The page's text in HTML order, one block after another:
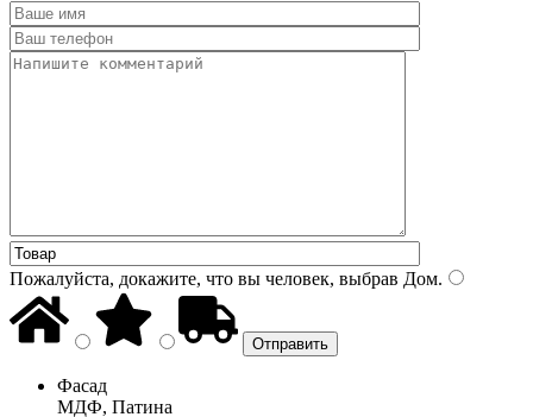
Пожалуйста, докажите, что вы человек, выбрав Дом.
Фасад
МДФ, Патина